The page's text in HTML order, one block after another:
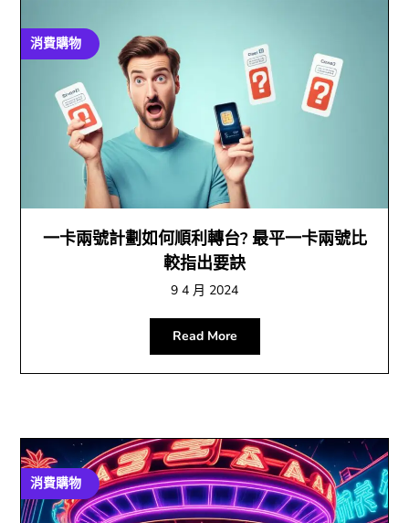
消費購物
一卡兩號計劃如何順利轉台? 最平一卡兩號比
較指出要訣
9 4 月 2024
Read More
消費購物